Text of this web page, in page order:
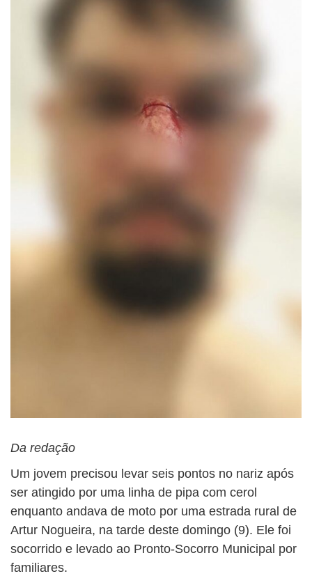
Da redação
Um jovem precisou levar seis pontos no nariz após
ser atingido por uma linha de pipa com cerol
enquanto andava de moto por uma estrada rural de
Artur Nogueira, na tarde deste domingo (9). Ele foi
socorrido e levado ao Pronto-Socorro Municipal por
familiares.